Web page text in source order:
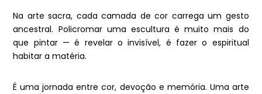
Na arte sacra, cada camada de cor carrega um gesto
ancestral. Policromar uma escultura é muito mais do
que pintar — é revelar o invisível, é fazer o espiritual
habitar a matéria.
É uma jornada entre cor, devoção e memória. Uma arte